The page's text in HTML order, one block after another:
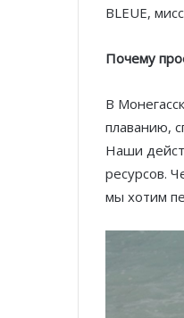
BLEUE,
Почему
В
плаванию,
Наши
ресурсов.
мы хотим